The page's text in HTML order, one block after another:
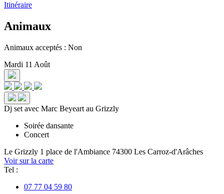
Itinéraire
Animaux
Animaux acceptés : Non
Mardi 11 Août
Dj set avec Marc Beyeart au Grizzly
Soirée dansante
Concert
Le Grizzly 1 place de l'Ambiance 74300 Les Carroz-d'Arâches
Voir sur la carte
Tel :
07 77 04 59 80